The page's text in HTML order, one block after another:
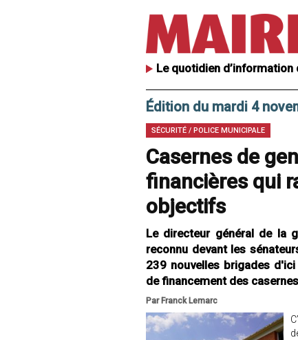
Le quotidien d’information
Édition du mardi 4
SÉCURITÉ / POLICE MUNICIPALE
Casernes de
financières qui
objectifs
Le directeur général de la
reconnu devant les
239 nouvelles brigades
de financement des
Par Franck Lemarc